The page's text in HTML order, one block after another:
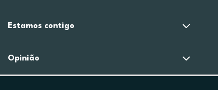
Estamos contigo
Opinião